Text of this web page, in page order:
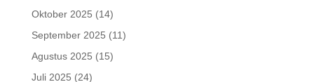
Oktober 2025 (14)
September 2025 (11)
Agustus 2025 (15)
Juli 2025 (24)